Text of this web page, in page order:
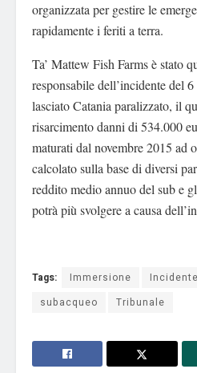
organizzata per gestire le
rapidamente i feriti a terra.
Ta’ Mattew Fish Farms è stato
responsabile dell’incidente del
lasciato Catania paralizzato, il
risarcimento danni di 534.000
maturati dal novembre 2015 ad
calcolato sulla base di diversi
reddito medio annuo del sub e
potrà più svolgere a causa
Tags: Immersione Incidente
subacqueo
Tribunale